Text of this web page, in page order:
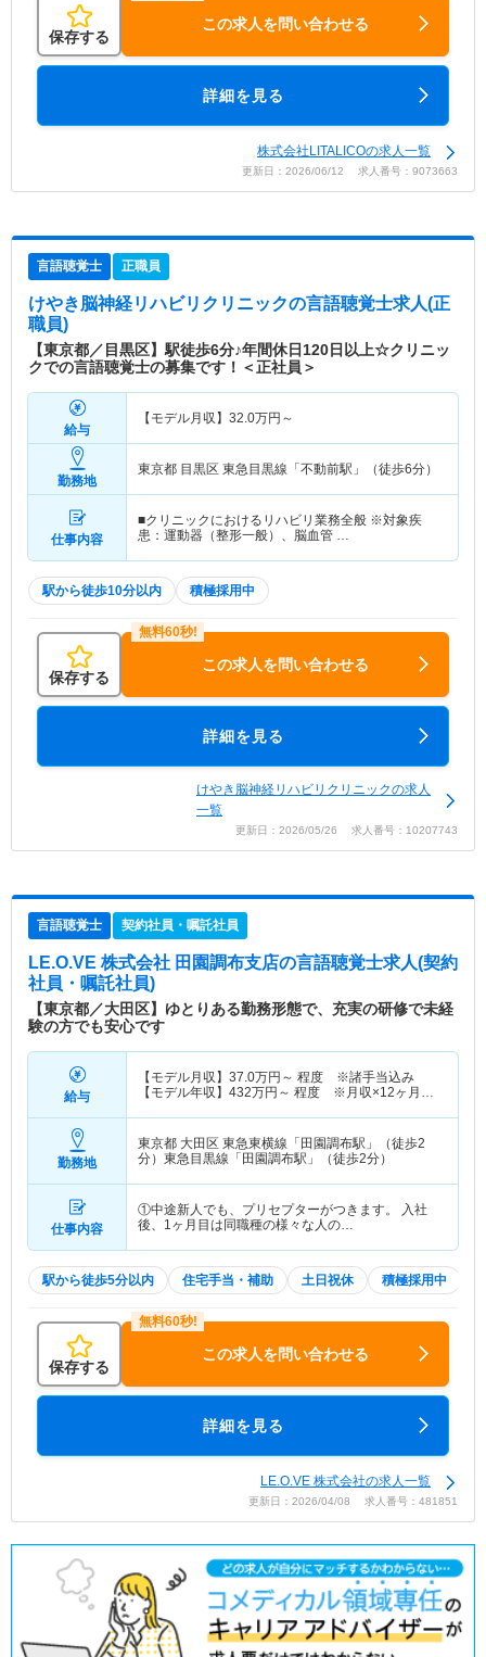
保存する
この求人を問い合わせる
詳細を見る
株式会社LITALICOの求人一覧
更新日：2026/06/12 求人番号：9073663
言語聴覚士 正職員
けやき脳神経リハビリクリニックの言語聴覚士求人(正
職員)
【東京都／目黒区】駅徒歩6分♪年間休日120日以上☆クリニッ
クでの言語聴覚士の募集です！＜正社員＞
給与
【モデル月収】 32.0万円～
勤務地
東京都 目黒区 東急目黒線「不動前駅」（徒歩6分）
仕事内容
■クリニックにおけるリハビリ業務全般 ※対象疾
患：運動器（整形一般）、脳血管 …
駅から徒歩10分以内 積極採用中
保存する
この求人を問い合わせる
詳細を見る
けやき脳神経リハビリクリニックの求人
一覧
更新日：2026/05/26 求人番号：10207743
言語聴覚士 契約社員・嘱託社員
LE.O.VE 株式会社 田園調布支店の言語聴覚士求人(契約
社員・嘱託社員)
【東京都／大田区】ゆとりある勤務形態で、充実の研修で未経
験の方でも安心です
給与
【モデル月収】 37.0万円～ 程度 ※諸手当込み
【モデル年収】 432万円～ 程度 ※月収×12ヶ月＋
勤務地
東京都 大田区 東急東横線「田園調布駅」（徒歩2
分）東急目黒線「田園調布駅」（徒歩2分）
仕事内容
①中途新人でも、プリセプターがつきます。 入社
後、1ヶ月目は同職種の様々な人の…
駅から徒歩5分以内 住宅手当・補助 土日祝休 積極採用中
保存する
この求人を問い合わせる
詳細を見る
LE.O.VE 株式会社の求人一覧
更新日：2026/04/08 求人番号：481851